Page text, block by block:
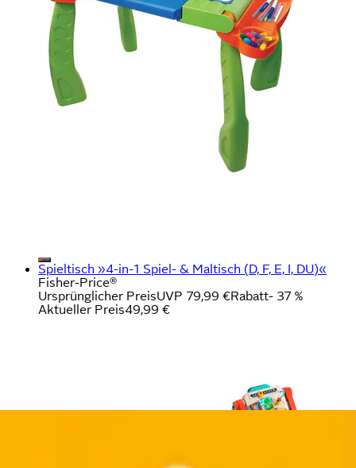
Spieltisch »4-in-1 Spiel- & Maltisch (D, F, E, I, DU)«
Fisher-Price®
Ursprünglicher PreisUVP 79,99 €Rabatt- 37 %
Aktueller Preis49,99 €